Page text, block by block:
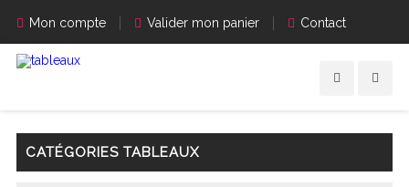
Mon compte Valider mon panier Contact
CATÉGORIES TABLEAUX